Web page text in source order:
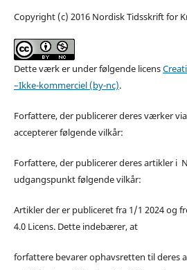
Copyright (c) 2016 Nordisk Tidsskrift for
Dette værk er under følgende licens
–Ikke-kommerciel (by-nc).
Forfattere, der publicerer deres værker
accepterer følgende vilkår:
Forfattere, der publicerer deres artikler i
udgangspunkt følgende vilkår:
Artikler der er publiceret fra 1/1 2024 og
4.0 Licens. Dette indebærer, at
forfattere bevarer ophavsretten til deres